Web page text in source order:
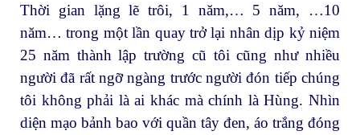
Thời gian lặng lẽ trôi, 1 năm,… 5 năm, …10
năm… trong một lần quay trở lại nhân dịp kỷ niệm
25 năm thành lập trường cũ tôi cũng như nhiều
người đã rất ngỡ ngàng trước người đón tiếp chúng
tôi không phải là ai khác mà chính là Hùng. Nhìn
diện mạo bảnh bao với quần tây đen, áo trắng đóng